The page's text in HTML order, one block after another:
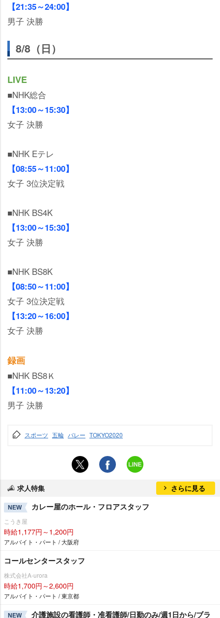
【21:35～24:00】
男子 決勝
8/8（日）
LIVE
■NHK総合
【13:00～15:30】
女子 決勝
■NHK Eテレ
【08:55～11:00】
女子 3位決定戦
■NHK BS4K
【13:00～15:30】
女子 決勝
■NHK BS8K
【08:50～11:00】
女子 3位決定戦
【13:20～16:00】
女子 決勝
録画
■NHK BS8Ｋ
【11:00～13:20】
男子 決勝
スポーツ 五輪 バレー TOKYO2020
求人特集 さらに見る
NEW カレー屋のホール・フロアスタッフ
こうき屋
時給1,177円～1,200円
アルバイト・パート / 大阪府
コールセンタースタッフ
株式会社A-urora
時給1,700円～2,600円
アルバイト・パート / 東京都
NEW 介護施設の看護師・准看護師/日勤のみ/週1日から/ブラ